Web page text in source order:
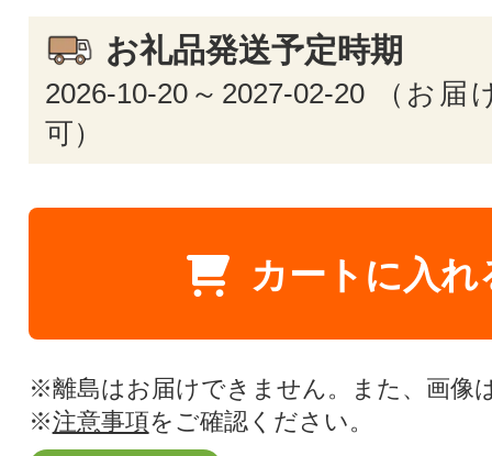
お礼品発送予定時期
2026-10-20～2027-02-20 （お届
可）
カートに入れ
※離島はお届けできません。また、画像
※注意事項をご確認ください。